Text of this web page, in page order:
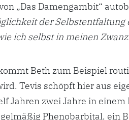
„Das Damengambit“
der
ich selbst in meinen
Beth zum Beispiel
Tevis schöpft hier aus
Jahren zwei Jahre in
Phenobarbital, ein